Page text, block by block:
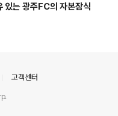
있는 광주FC의 자본잠식
고객센터